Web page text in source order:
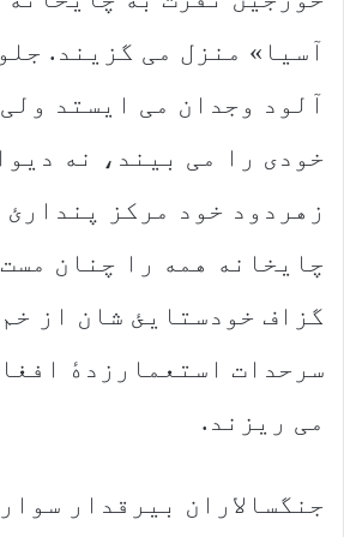
آسیا» منزل می گزیند.
آلود وجدان می ایستد
خودی را می بیند، نه
زهردود خود مرکز
چایخانه همه را چنان مست
گزاف خودستایئ شان از
سرحدات استعمارزدهٔ
می ریزند.
جنگسالاران بیرقدار